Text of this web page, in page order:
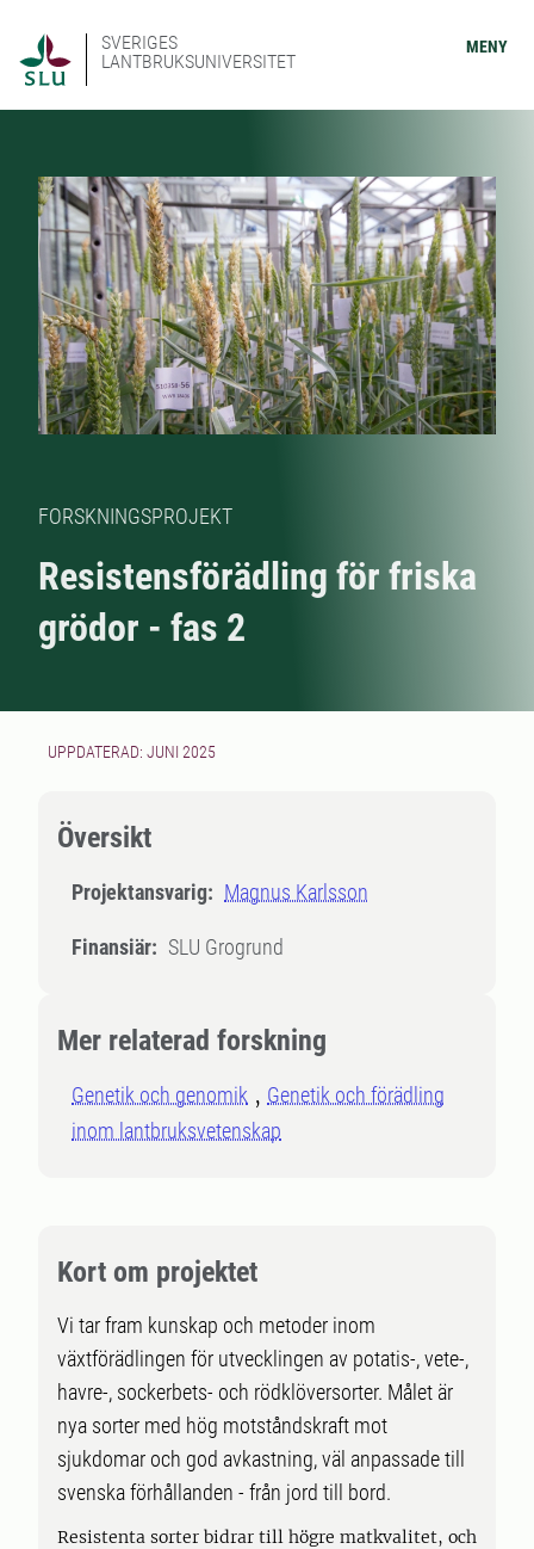
SVERIGES
LANTBRUKSUNIVERSITET
MENY
FORSKNINGSPROJEKT
Resistensförädling för friska
grödor - fas 2
UPPDATERAD: JUNI 2025
Översikt
Projektansvarig: Magnus Karlsson
Finansiär: SLU Grogrund
Mer relaterad forskning
Genetik och genomik
Genetik och förädling
inom lantbruksvetenskap
Kort om projektet
Vi tar fram kunskap och metoder inom
växtförädlingen för utvecklingen av potatis-, vete-,
havre-, sockerbets- och rödklöversorter. Målet är
nya sorter med hög motståndskraft mot
sjukdomar och god avkastning, väl anpassade till
svenska förhållanden - från jord till bord.
Resistenta sorter bidrar till högre matkvalitet, och